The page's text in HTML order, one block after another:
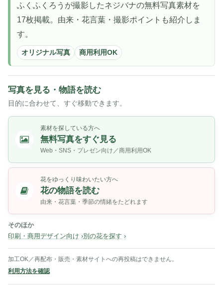
ふくふくろうが撮影したネジバナの無料写真素材を
17枚掲載。由来・花言葉・撮影ポイントも紹介しま
す。
オリジナル写真 商用利用OK
写真を見る・物語を読む
目的に合わせて、すぐ移動できます。
素材を探している方へ
無料写真をすぐ見る
Web・SNS・プレゼン向け／商用利用OK
花をゆっくり味わいたい方へ
花の物語を読む
由来・花言葉・季節の情緒をたどれます
そのほか
印刷・商用デザイン向け
別の花を探す
加工OK／再配布・販売・素材サイトへの再投稿はできません。
利用方法を確認